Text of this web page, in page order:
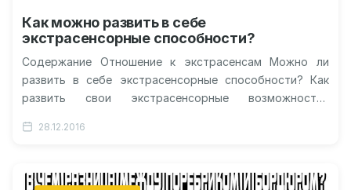
Как можно развить в себе
экстрасенсорные способности?
Содержание Отношение к экстрасенсам Можно ли
развить в себе экстрасенсорные способности? Как
развить свои экстрасенсорные возможности?
чувства? Путешествие в прошлое…
28.12.2016